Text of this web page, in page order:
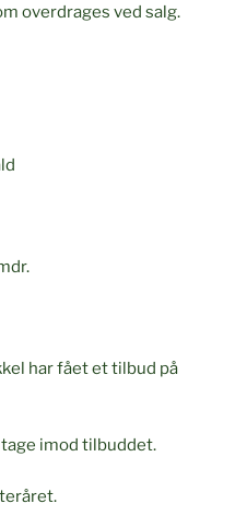
overdrages ved salg.
har fået et tilbud på
imod tilbuddet.